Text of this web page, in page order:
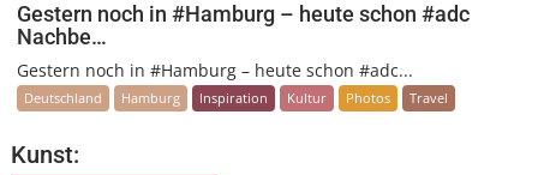
Gestern noch in #Hamburg – heute schon #adc
Nachbe…
Gestern noch in #Hamburg – heute schon #adc...
Deutschland Hamburg Inspiration Kultur Photos Travel
Kunst: